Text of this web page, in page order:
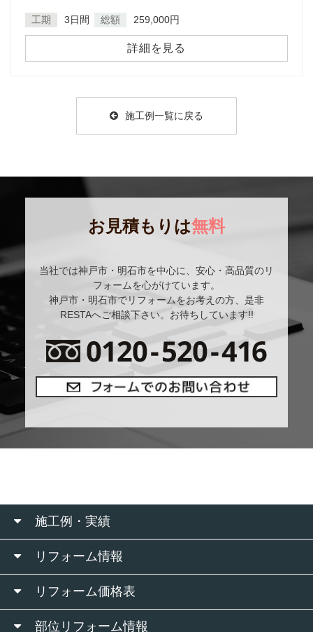
工期 3日間 総額 259,000円
詳細を見る
施工例一覧に戻る
お見積もりは無料
当社では神戸市・明石市を中心に、安心・高品質のリ
フォームを心がけています。
神戸市・明石市でリフォームをお考えの方、是非
RESTAへご相談下さい。お待ちしています!!
施工例・実績
リフォーム情報
リフォーム価格表
部位リフォーム情報